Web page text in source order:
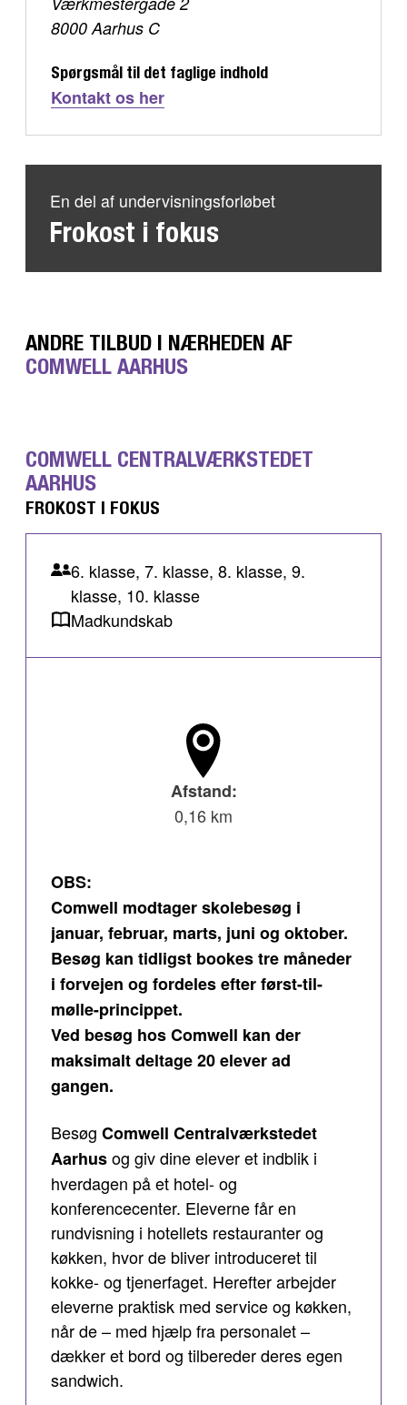
8000 Aarhus C
Spørgsmål til det faglige indhold
Kontakt os her
En del af undervisningsforløbet
Frokost i fokus
ANDRE TILBUD I NÆRHEDEN AF
COMWELL AARHUS
COMWELL CENTRALVÆRKSTEDET
AARHUS
FROKOST I FOKUS
6. klasse, 7. klasse, 8. klasse, 9.
klasse, 10. klasse
Madkundskab
Afstand:
0,16 km
OBS:
Comwell modtager skolebesøg i
januar, februar, marts, juni og oktober.
Besøg kan tidligst bookes tre måneder
i forvejen og fordeles efter først-til-
mølle-princippet.
Ved besøg hos Comwell kan der
maksimalt deltage 20 elever ad
gangen.
Besøg Comwell Centralværkstedet
Aarhusog giv dine elever et indblik i
hverdagen på et hotel- og
konferencecenter. Eleverne får en
rundvisning i hotellets restauranter og
køkken, hvor de bliver introduceret til
kokke- og tjenerfaget. Herefter arbejder
eleverne praktisk med service og køkken,
når de – med hjælp fra personalet –
dækker et bord og tilbereder deres egen
sandwich.